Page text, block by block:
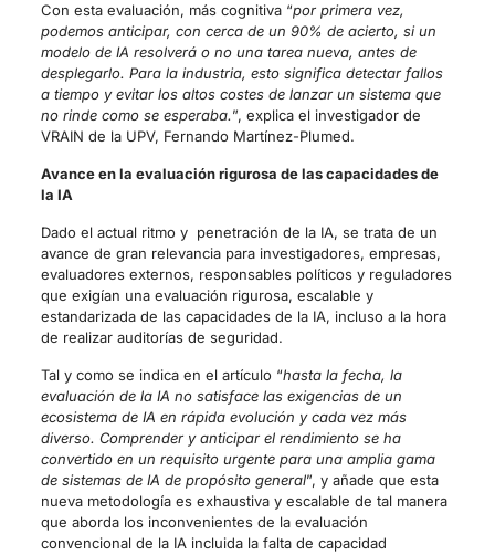
Con esta evaluación, más cognitiva “por primera vez,
podemos anticipar, con cerca de un 90% de acierto, si un
modelo de IA resolverá o no una tarea nueva, antes de
desplegarlo. Para la industria, esto significa detectar fallos
a tiempo y evitar los altos costes de lanzar un sistema que
no rinde como se esperaba.”, explica el investigador de
VRAIN de la UPV, Fernando Martínez-Plumed.
Avance en la evaluación rigurosa de las capacidades de
la IA
Dado el actual ritmo y penetración de la IA, se trata de un
avance de gran relevancia para investigadores, empresas,
evaluadores externos, responsables políticos y reguladores
que exigían una evaluación rigurosa, escalable y
estandarizada de las capacidades de la IA, incluso a la hora
de realizar auditorías de seguridad.
Tal y como se indica en el artículo “hasta la fecha, la
evaluación de la IA no satisface las exigencias de un
ecosistema de IA en rápida evolución y cada vez más
diverso. Comprender y anticipar el rendimiento se ha
convertido en un requisito urgente para una amplia gama
de sistemas de IA de propósito general”, y añade que esta
nueva metodología es exhaustiva y escalable de tal manera
que aborda los inconvenientes de la evaluación
convencional de la IA incluida la falta de capacidad